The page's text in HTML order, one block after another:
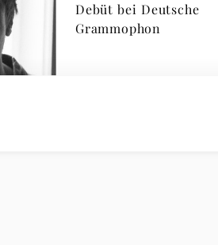
Debüt bei Deutsche
Grammophon